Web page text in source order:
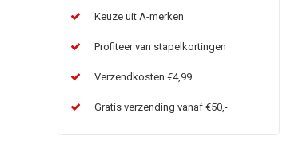
Keuze uit A-merken
Profiteer van stapelkortingen
Verzendkosten €4,99
Gratis verzending vanaf €50,-